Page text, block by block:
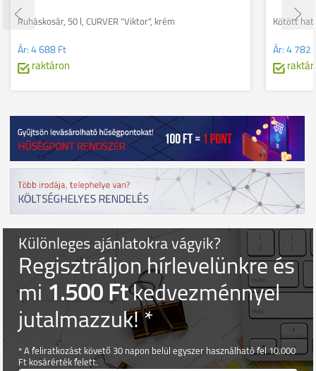
Ruháskosár, 50 l, CURVER "Viktor", krém
Ár: 4 688 Ft
raktáron
Kötött
Ár: 4 782
Különleges ajánlatokra vágyik?
Regisztráljon hírlevelünkre és
mi1.500 Ftkedvezménnyel
jutalmazzuk! *
* A feliratkozást követő 30 napon belül egyszer használható fel 10.000
Ft kosárérték felett.